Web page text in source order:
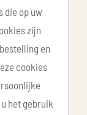
die op uw
zijn
en
cookies
het gebruik